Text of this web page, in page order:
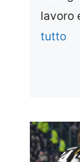
lavoro
tutto